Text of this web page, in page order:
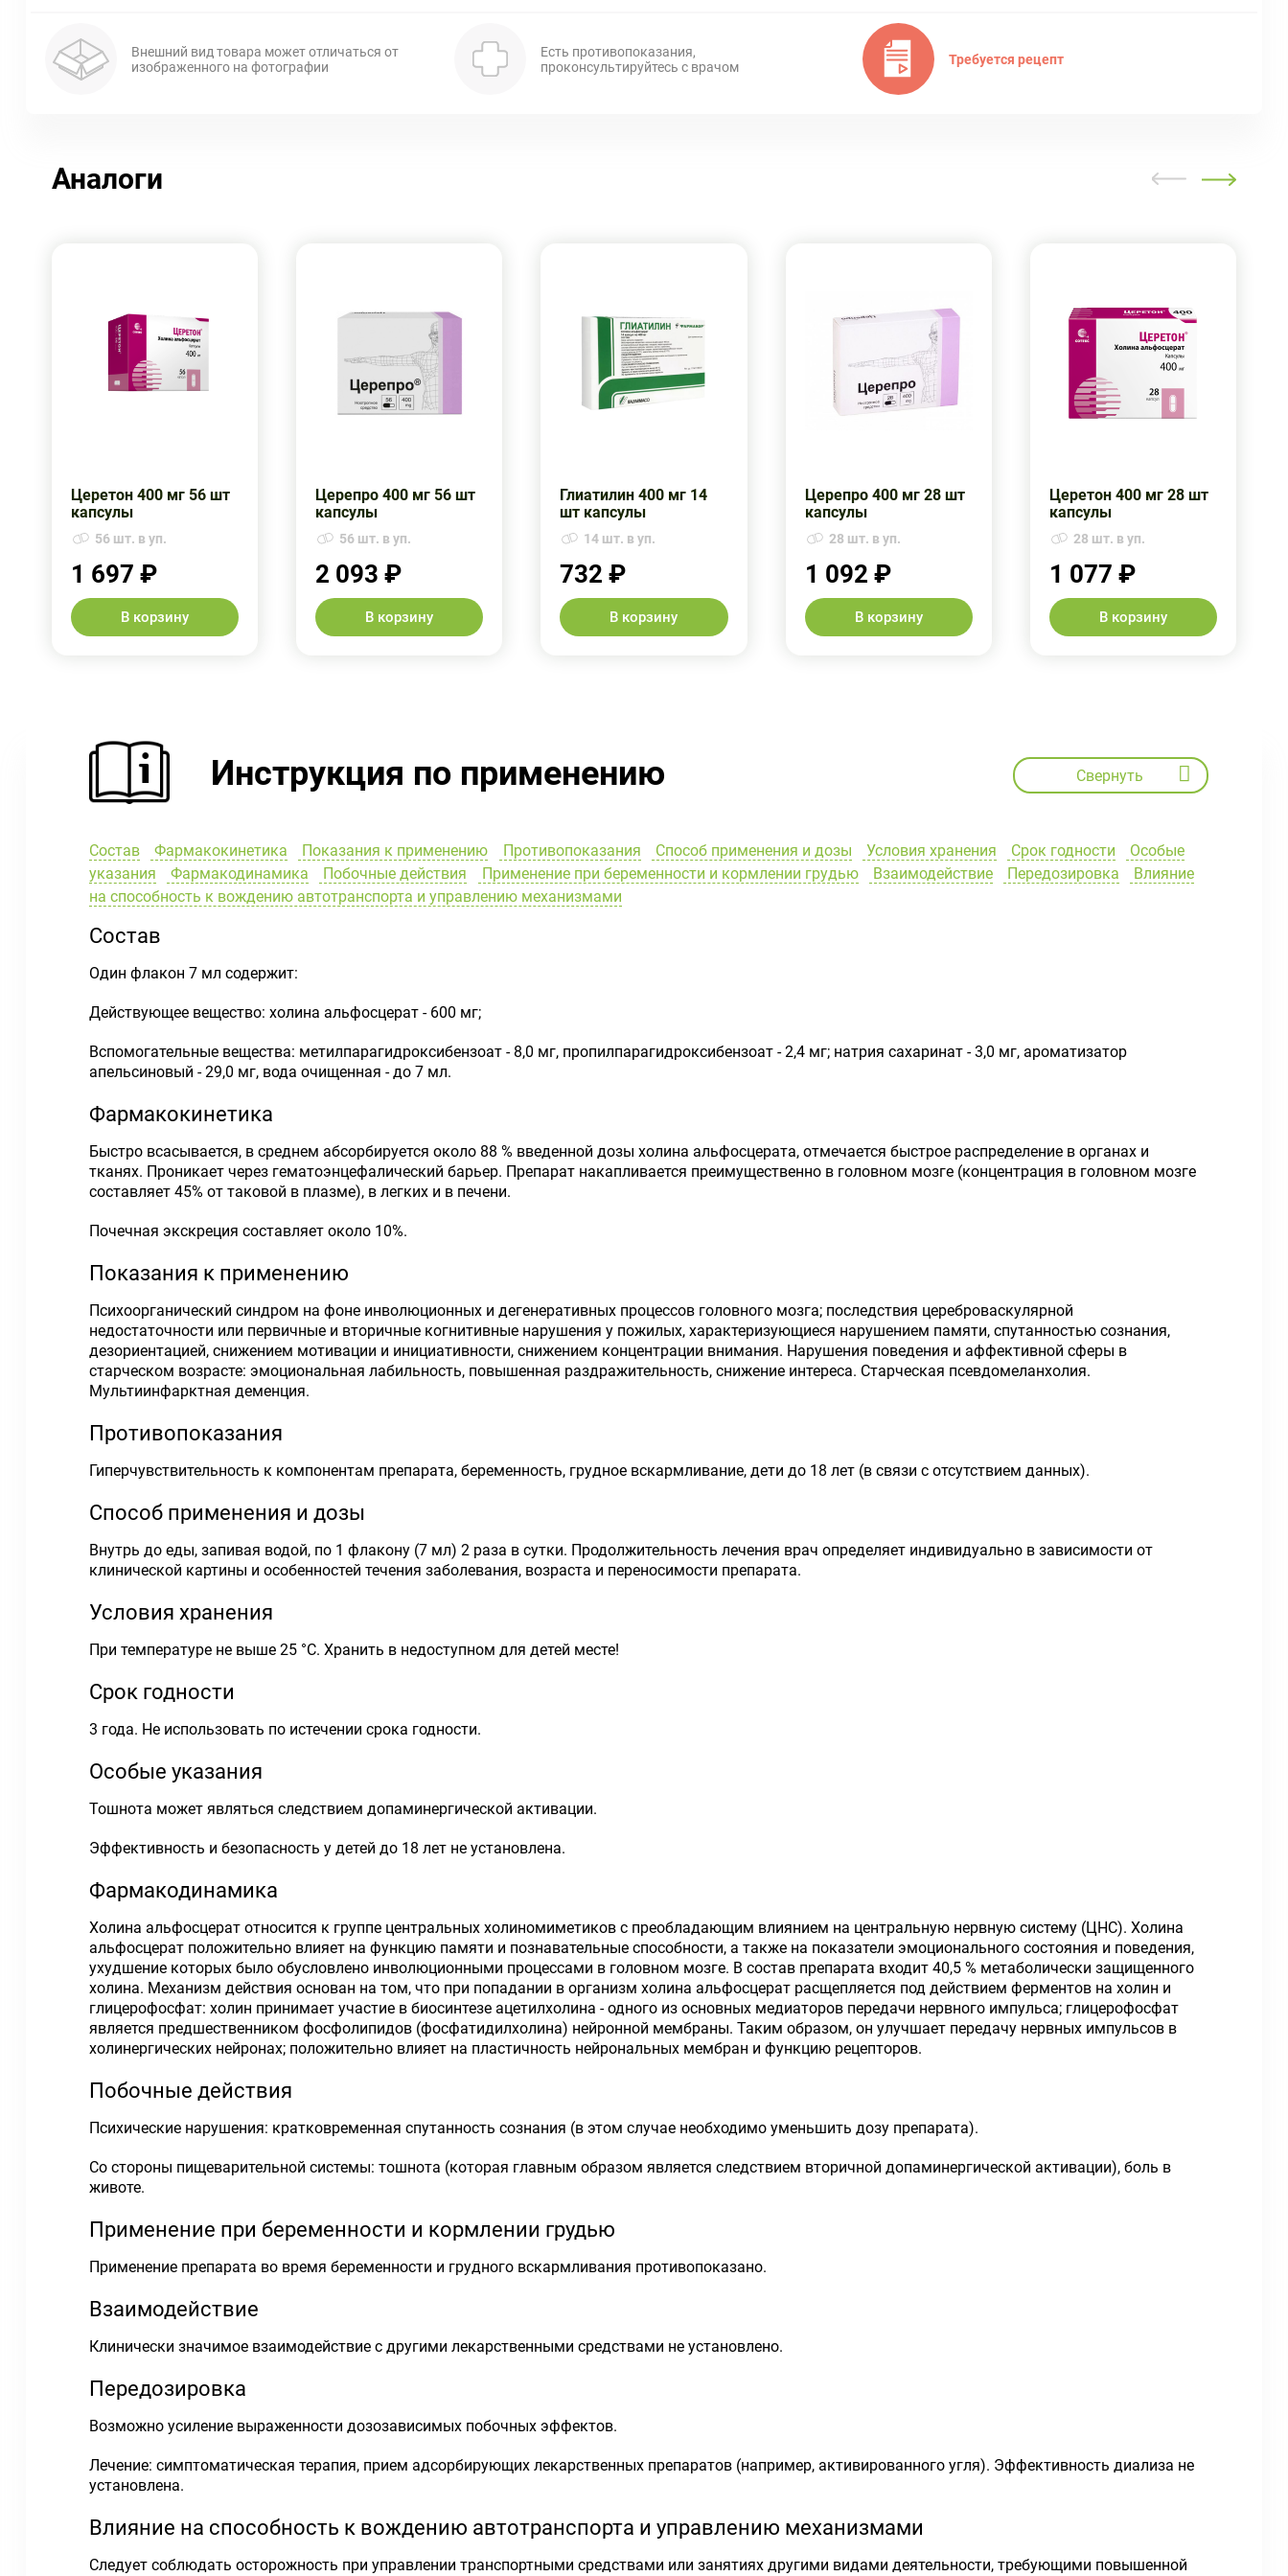
Внешний вид товара может отличаться от
изображенного на фотографии
Есть противопоказания,
проконсультируйтесь с врачом
Требуется рецепт
Аналоги
Церетон 400 мг 56 шт
капсулы
56 шт. в уп.
1 697 ₽
В корзину
Церепро 400 мг 56 шт
капсулы
56 шт. в уп.
2 093 ₽
В корзину
Глиатилин 400 мг 14
шт капсулы
14 шт. в уп.
732 ₽
В корзину
Церепро 400 мг 28 шт
капсулы
28 шт. в уп.
1 092 ₽
В корзину
Церетон 400 мг 28 шт
капсулы
28 шт. в уп.
1 077 ₽
В корзину
Инструкция по применению Свернуть
Состав Фармакокинетика Показания к применению Противопоказания Способ применения и дозы Условия хранения Срок годности
Особые
указания
Фармакодинамика Побочные действия Применение при беременности и кормлении грудью Взаимодействие Передозировка
Влияние
на способность к вождению автотранспорта и управлению механизмами
Состав
Один флакон 7 мл содержит:
Действующее вещество: холина альфосцерат - 600 мг;
Вспомогательные вещества: метилпарагидроксибензоат - 8,0 мг, пропилпарагидроксибензоат - 2,4 мг; натрия сахаринат - 3,0 мг, ароматизатор
апельсиновый - 29,0 мг, вода очищенная - до 7 мл.
Фармакокинетика
Быстро всасывается, в среднем абсорбируется около 88 % введенной дозы холина альфосцерата, отмечается быстрое распределение в органах и
тканях. Проникает через гематоэнцефалический барьер. Препарат накапливается преимущественно в головном мозге (концентрация в головном мозге
составляет 45% от таковой в плазме), в легких и в печени.
Почечная экскреция составляет около 10%.
Показания к применению
Психоорганический синдром на фоне инволюционных и дегенеративных процессов головного мозга; последствия цереброваскулярной
недостаточности или первичные и вторичные когнитивные нарушения у пожилых, характеризующиеся нарушением памяти, спутанностью сознания,
дезориентацией, снижением мотивации и инициативности, снижением концентрации внимания. Нарушения поведения и аффективной сферы в
старческом возрасте: эмоциональная лабильность, повышенная раздражительность, снижение интереса. Старческая псевдомеланхолия.
Мультиинфарктная деменция.
Противопоказания
Гиперчувствительность к компонентам препарата, беременность, грудное вскармливание, дети до 18 лет (в связи с отсутствием данных).
Способ применения и дозы
Внутрь до еды, запивая водой, по 1 флакону (7 мл) 2 раза в сутки. Продолжительность лечения врач определяет индивидуально в зависимости от
клинической картины и особенностей течения заболевания, возраста и переносимости препарата.
Условия хранения
При температуре не выше 25 °С. Хранить в недоступном для детей месте!
Срок годности
3 года. Не использовать по истечении срока годности.
Особые указания
Тошнота может являться следствием допаминергической активации.
Эффективность и безопасность у детей до 18 лет не установлена.
Фармакодинамика
Холина альфосцерат относится к группе центральных холиномиметиков с преобладающим влиянием на центральную нервную систему (ЦНС). Холина
альфосцерат положительно влияет на функцию памяти и познавательные способности, а также на показатели эмоционального состояния и поведения,
ухудшение которых было обусловлено инволюционными процессами в головном мозге. В состав препарата входит 40,5 % метаболически защищенного
холина. Механизм действия основан на том, что при попадании в организм холина альфосцерат расщепляется под действием ферментов на холин и
глицерофосфат: холин принимает участие в биосинтезе ацетилхолина - одного из основных медиаторов передачи нервного импульса; глицерофосфат
является предшественником фосфолипидов (фосфатидилхолина) нейронной мембраны. Таким образом, он улучшает передачу нервных импульсов в
холинергических нейронах; положительно влияет на пластичность нейрональных мембран и функцию рецепторов.
Побочные действия
Психические нарушения: кратковременная спутанность сознания (в этом случае необходимо уменьшить дозу препарата).
Со стороны пищеварительной системы: тошнота (которая главным образом является следствием вторичной допаминергической активации), боль в
животе.
Применение при беременности и кормлении грудью
Применение препарата во время беременности и грудного вскармливания противопоказано.
Взаимодействие
Клинически значимое взаимодействие с другими лекарственными средствами не установлено.
Передозировка
Возможно усиление выраженности дозозависимых побочных эффектов.
Лечение: симптоматическая терапия, прием адсорбирующих лекарственных препаратов (например, активированного угля). Эффективность диализа не
установлена.
Влияние на способность к вождению автотранспорта и управлению механизмами
Следует соблюдать осторожность при управлении транспортными средствами или занятиях другими видами деятельности, требующими повышенной